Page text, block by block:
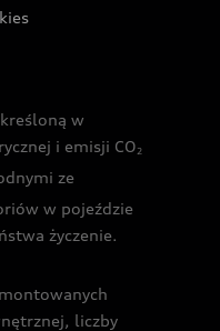
w
i emisji CO2
ze
w pojeździe
życzenie.
liczby